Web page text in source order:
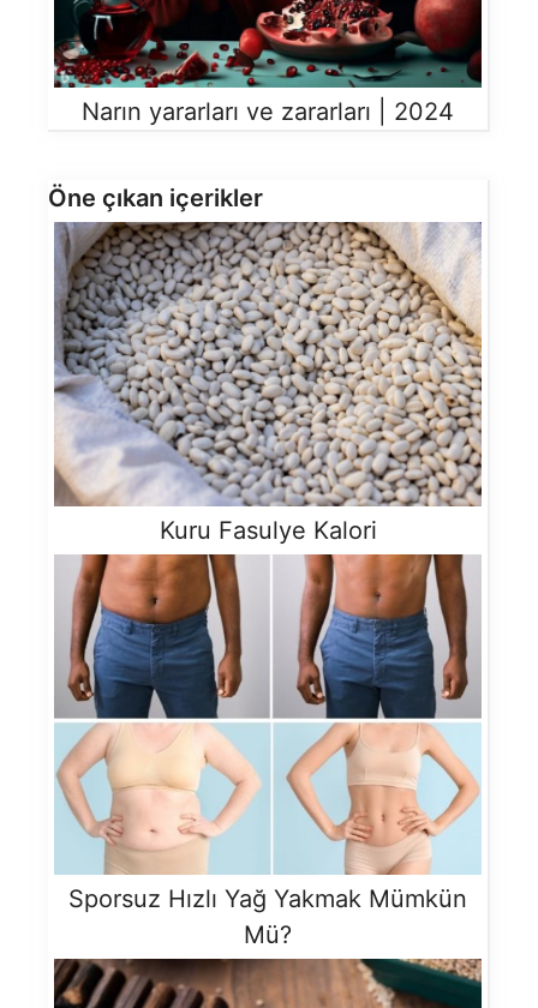
Narın yararları ve zararları | 2024
Öne çıkan içerikler
Kuru Fasulye Kalori
Sporsuz Hızlı Yağ Yakmak Mümkün
Mü?